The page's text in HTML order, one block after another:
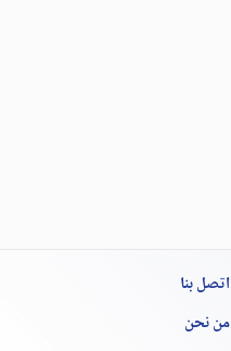
اتصل بنا
من نحن